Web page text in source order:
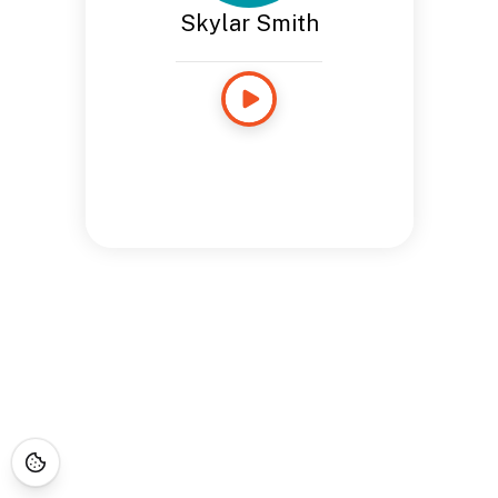
Skylar Smith